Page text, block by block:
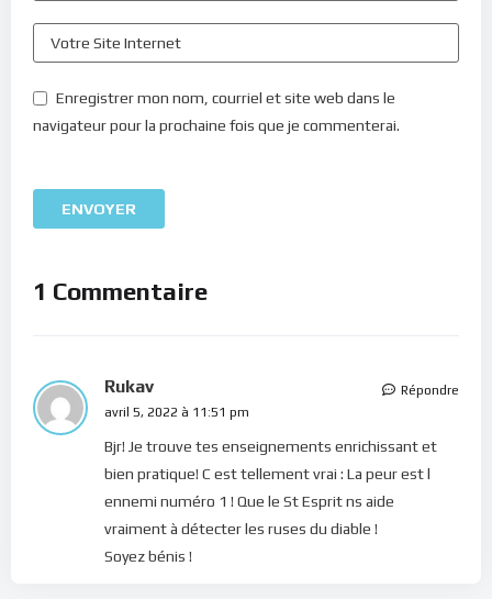
Enregistrer mon nom, courriel et site web dans le
navigateur pour la prochaine fois que je commenterai.
1 Commentaire
Rukav
avril 5, 2022 à 11:51 pm
Bjr! Je trouve tes enseignements enrichissant et
bien pratique! C est tellement vrai : La peur est l
ennemi numéro 1 ! Que le St Esprit ns aide
vraiment à détecter les ruses du diable !
Soyez bénis !
Répondre